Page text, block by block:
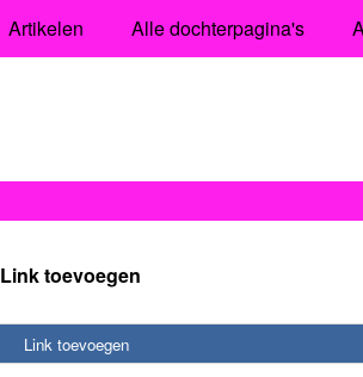
Artikelen Alle dochterpagina's
Link toevoegen
Link toevoegen